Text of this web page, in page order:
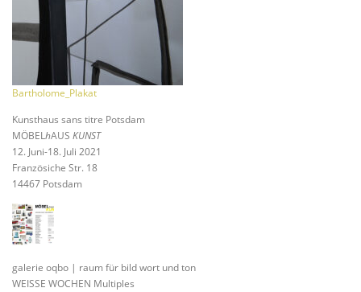
Bartholome_Plakat
Kunsthaus sans titre Potsdam
MÖBELhAUS KUNST
12. Juni-18. Juli 2021
Französiche Str. 18
14467 Potsdam
galerie oqbo | raum für bild wort und ton
WEISSE WOCHEN Multiples